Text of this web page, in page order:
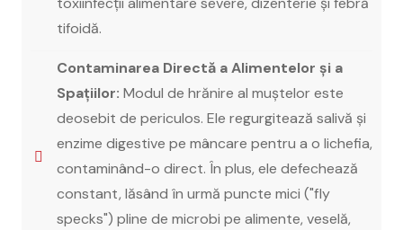
tifoidă.
Contaminarea Directă a Alimentelor și a
Spațiilor: Modul de hrănire al muștelor este
deosebit de periculos. Ele regurgitează salivă și
enzime digestive pe mâncare pentru a o lichefia,
contaminând-o direct. În plus, ele defechează
constant, lăsând în urmă puncte mici ("fly
specks") pline de microbi pe alimente, veselă,